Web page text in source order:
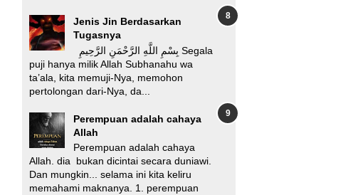
Jenis Jin Berdasarkan
Tugasnya
puji hanya milik Allah Subhanahu wa
ta’ala, kita memuji-Nya, memohon
pertolongan dari-Nya, da...
Perempuan adalah cahaya
Allah
Perempuan adalah cahaya
Allah. dia bukan dicintai secara duniawi.
Dan mungkin... selama ini kita keliru
memahami maknanya. 1. perempuan